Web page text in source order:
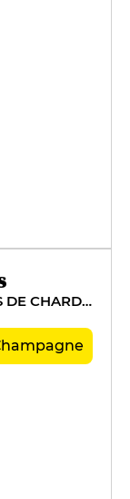
SPÉCIAL CLUB GRANDS TERROIRS DE CHARDONNAY